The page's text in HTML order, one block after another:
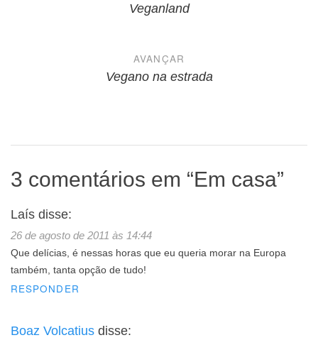
Veganland
AVANÇAR
Vegano na estrada
3 comentários em “Em casa”
Laís disse:
26 de agosto de 2011 às 14:44
Que delícias, é nessas horas que eu queria morar na Europa
também, tanta opção de tudo!
RESPONDER
Boaz Volcatius disse: